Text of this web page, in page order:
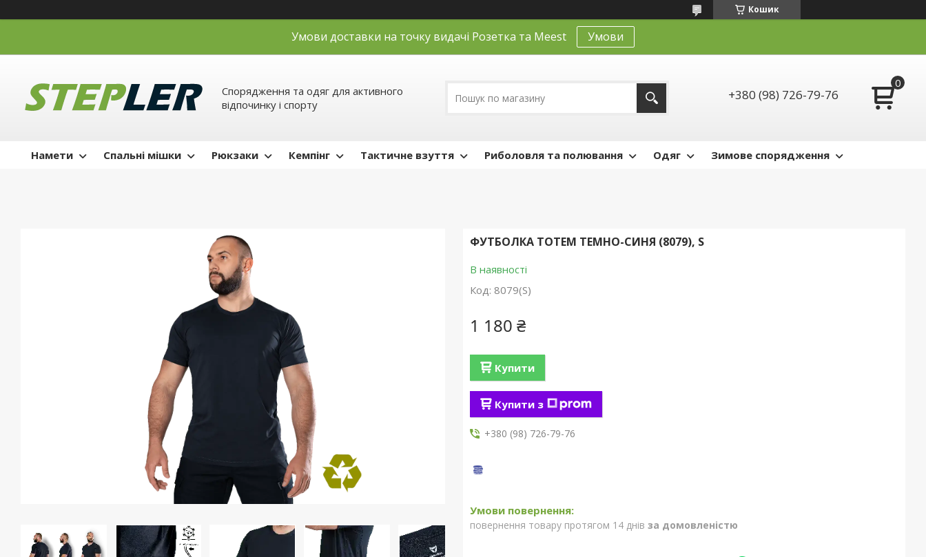
Кошик
Умови доставки на точку видачі Розетка та Meest Умови
Спорядження та одяг для активного
відпочинку і спорту
+380 (98) 726-79-76
Намети Спальні мішки Рюкзаки Кемпінг Тактичне взуття Риболовля та полювання Одяг Зимове спорядження
ФУТБОЛКА TOTEM ТЕМНО-СИНЯ (8079), S
В наявності
Код: 8079(S)
1 180 ₴
Купити
Купити з
+380 (98) 726-79-76
повернення товару протягом 14 днів за домовленістю